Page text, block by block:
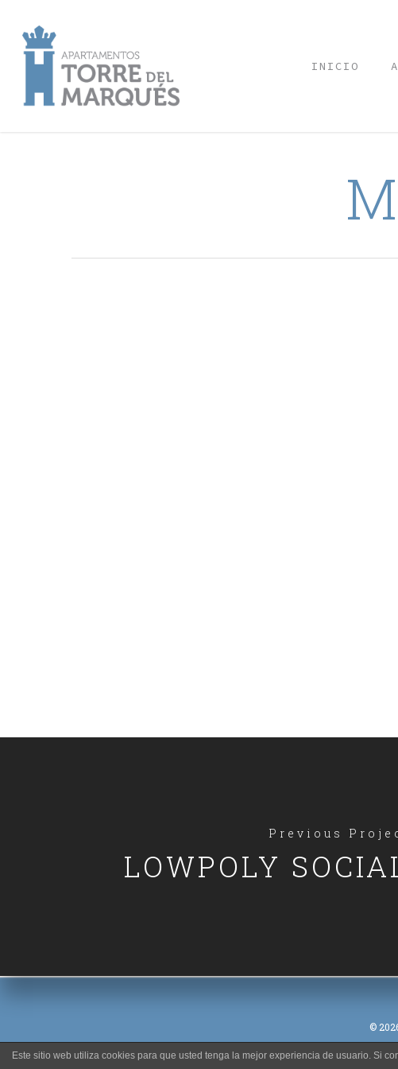
INICIO
Previous
LOWPOLY
©
Este sitio web utiliza cookies para que usted tenga la mejor experiencia de usuario. Si